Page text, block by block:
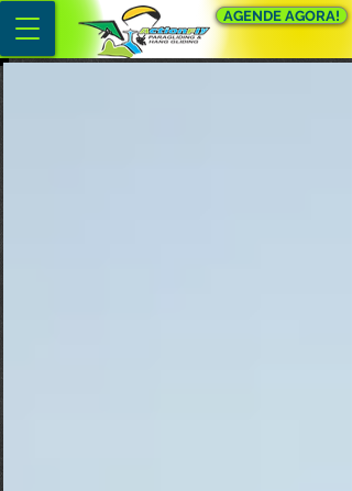
AGENDE AGORA!